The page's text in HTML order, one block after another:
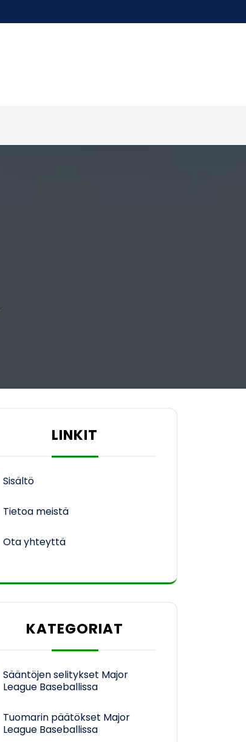
LINKIT
Sisältö
Tietoa meistä
Ota yhteyttä
KATEGORIAT
Sääntöjen selitykset Major
League Baseballissa
Tuomarin päätökset Major
League Baseballissa